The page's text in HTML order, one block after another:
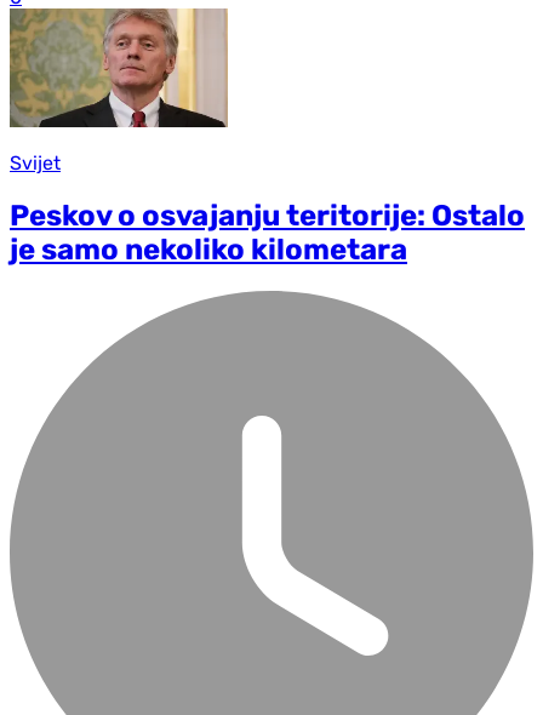
Svijet
Peskov o osvajanju teritorije: Ostalo
je samo nekoliko kilometara